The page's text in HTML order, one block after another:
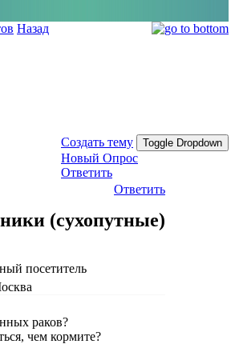
Назад
Создать тему Toggle Dropdown
Новый Опрос
Ответить
Ответить
(сухопутные)
посетитель
раков?
чем кормите?